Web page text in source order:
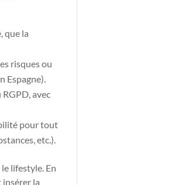
que la
risques ou
Espagne).
avec
pour tout
etc.).
lifestyle. En
insérer la